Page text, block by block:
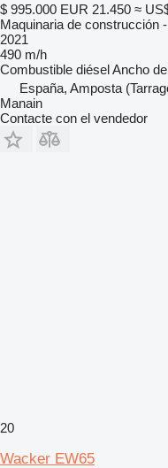
$ 995.000 EUR 21.450 ≈
Maquinaria de construcción
2021
490 m/h
Combustible diéselAncho
España, Amposta
Manain
Contacte con el vendedor
20
Wacker EW65